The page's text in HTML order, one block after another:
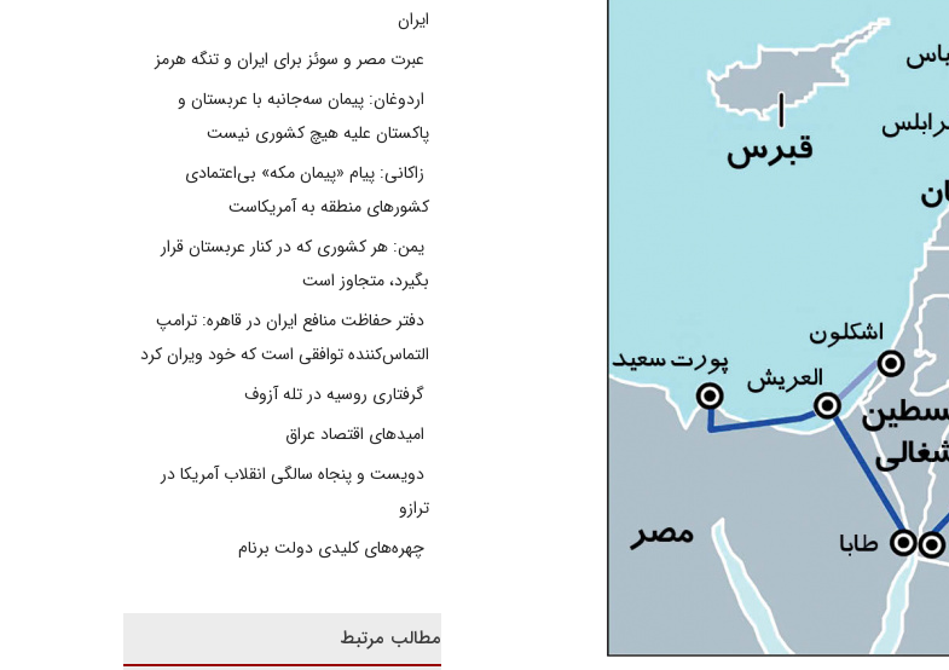
ایران
عبرت مصر و سوئز برای ایران و تنگه هرمز
اردوغان: پیمان سه‌جانبه با عربستان و
پاکستان علیه هیچ کشوری نیست
زاکانی: پیام «پیمان مکه» بی‌اعتمادی
کشورهای منطقه به آمریکاست
یمن: هر کشوری که در کنار عربستان قرار
بگیرد، متجاوز است
دفتر حفاظت منافع ایران در قاهره: ترامپ
التماس‌کننده توافقی است که خود ویران کرد
گرفتاری روسیه در تله آزوف
امیدهای اقتصاد عراق
دویست و پنجاه سالگی انقلاب آمریکا در
ترازو
چهره‌های کلیدی دولت برنام
مطالب مرتبط